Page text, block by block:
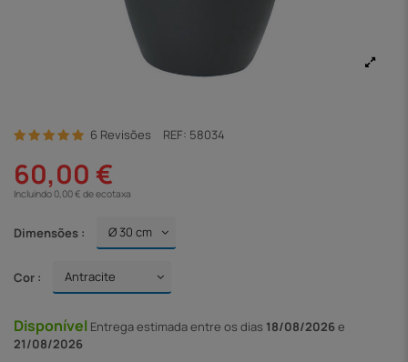
6 Revisões REF: 58034
60,00 €
Incluindo 0,00 € de ecotaxa
Dimensões :
Cor :
Disponível Entregaestimada entre os dias 18/08/2026e
21/08/2026